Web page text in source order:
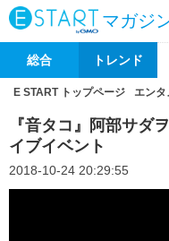
マガジ
総合 トレンド
E START トップページ エンタ
『音タコ』阿部サダ
イブイベント
2018-10-24 20:29:55